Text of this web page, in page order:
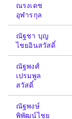
ณรงเดช
อุฬารกุล
ณัฐชา บุญ
ไชยอินสวัสดิ์
ณัฐพงศ์
เปรมพูล
สวัสดิ์
ณัฐพงษ์
พิพัฒน์ไชย